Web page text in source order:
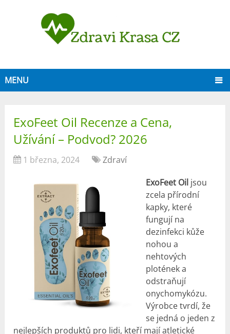
MENU
ExoFeet Oil Recenze a Cena,
Užívání – Podvod? 2026
1 března, 2024
Zdraví
ExoFeet Oil jsou
zcela přírodní
kapky, které
fungují na
dezinfekci kůže
nohou a
nehtových
plotének a
odstraňují
onychomykózu.
Výrobce tvrdí, že
se jedná o jeden z
nejlepších produktů pro lidi, kteří mají atletické